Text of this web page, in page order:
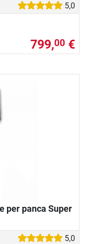
5,0
799,00 €
per panca Super
5,0